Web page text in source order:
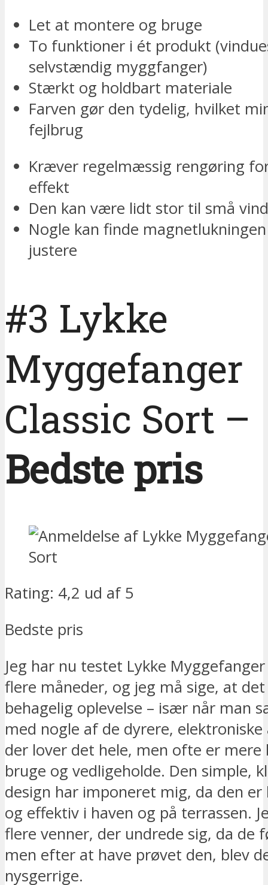
Let at montere og bruge
To funktioner i ét produkt
selvstændig myggfanger)
Stærkt og holdbart materiale
Farven gør den tydelig, hvilket
fejlbrug
Kræver regelmæssig rengøring
effekt
Den kan være lidt stor til små
Nogle kan finde
justere
#3 Lykke
Myggefanger
Classic Sort –
Bedste pris
Rating: 4,2 ud af 5
Bedste pris
Jeg har nu testet Lykke Myggefanger
flere måneder, og jeg må sige, at
behagelig oplevelse – især når man
med nogle af de dyrere,
der lover det hele, men ofte er
bruge og vedligeholde. Den simple,
design har imponeret mig, da den er
og effektiv i haven og på terrassen.
flere venner, der undrede sig, da de
men efter at have prøvet den, blev
nysgerrige.